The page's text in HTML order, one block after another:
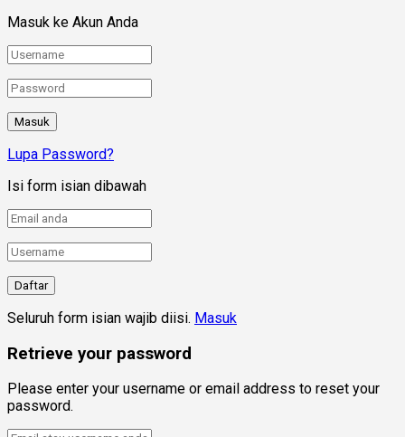
Masuk ke Akun Anda
Lupa Password?
Isi form isian dibawah
Seluruh form isian wajib diisi. Masuk
Retrieve your password
Please enter your username or email address to reset your
password.